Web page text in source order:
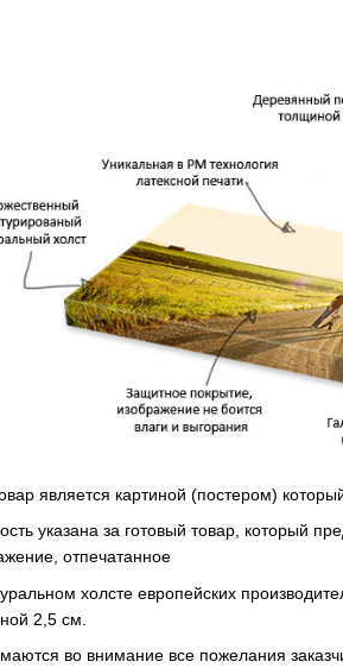
является картиной (постером)
указана за готовый товар, который
отпечатанное
холсте европейских
2,5 см.
во внимание все пожелания